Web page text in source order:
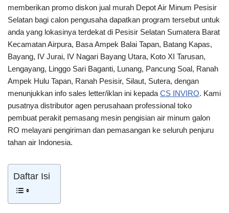
memberikan promo diskon jual murah Depot Air Minum Pesisir
Selatan bagi calon pengusaha dapatkan program tersebut untuk
anda yang lokasinya terdekat di Pesisir Selatan Sumatera Barat
Kecamatan Airpura, Basa Ampek Balai Tapan, Batang Kapas,
Bayang, IV Jurai, IV Nagari Bayang Utara, Koto XI Tarusan,
Lengayang, Linggo Sari Baganti, Lunang, Pancung Soal, Ranah
Ampek Hulu Tapan, Ranah Pesisir, Silaut, Sutera, dengan
menunjukkan info sales letter/iklan ini kepada CS INVIRO. Kami
pusatnya distributor agen perusahaan professional toko
pembuat perakit pemasang mesin pengisian air minum galon
RO melayani pengiriman dan pemasangan ke seluruh penjuru
tahan air Indonesia.
Daftar Isi